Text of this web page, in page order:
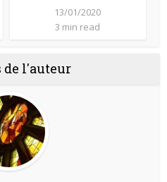
13/01/2020
3 min read
de l'auteur